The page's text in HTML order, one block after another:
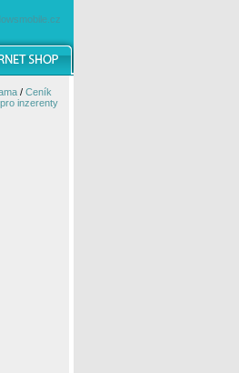
/ Ceník
inzerenty